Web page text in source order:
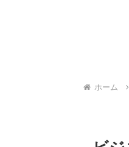
ホーム